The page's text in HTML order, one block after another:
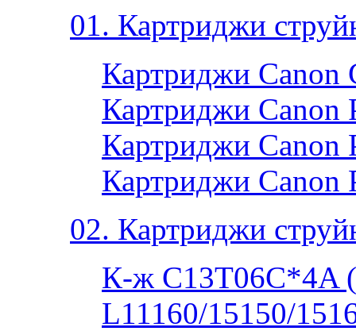
01. Картриджи
Картриджи Canon
Картриджи Canon
Картриджи Canon
Картриджи Canon
02. Картриджи
К-ж
L11160/15150/